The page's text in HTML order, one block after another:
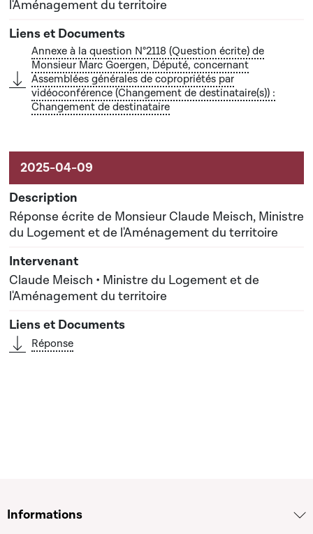
l'Aménagement du territoire
Annexe à la question N°2118 (Question écrite) de
Monsieur Marc Goergen, Député, concernant
Assemblées générales de copropriétés par
vidéoconférence (Changement de destinataire(s)) :
Changement de destinataire
Réponse écrite de Monsieur Claude Meisch, Ministre
du Logement et de l'Aménagement du territoire
Claude Meisch • Ministre du Logement et de
l'Aménagement du territoire
Réponse
Informations